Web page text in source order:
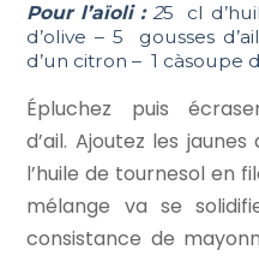
Pour l’aïoli : 25 cl
d’olive – 5 gousses
d’un citron – 1 càsoupe
Épluchez puis
d’ail. Ajoutez les
l’huile de tournesol en
mélange va se
consistance de